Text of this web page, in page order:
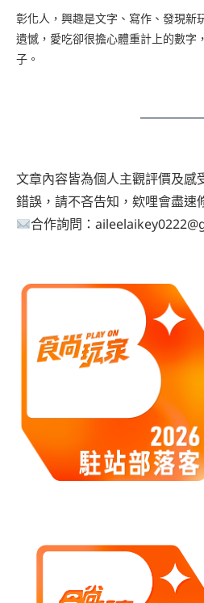
彰化人，興趣是文字、寫作、發現新
遺憾，愛吃卻很擔心體重計上的數字
子。
文章內容皆為個人主觀評價及感
錯誤，請不吝告知，欸哩會盡速
合作詢問：